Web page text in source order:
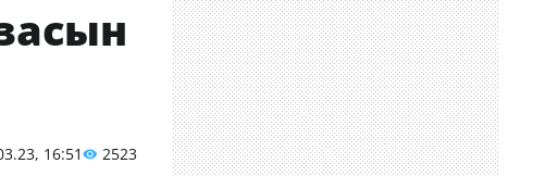
16:51 2523